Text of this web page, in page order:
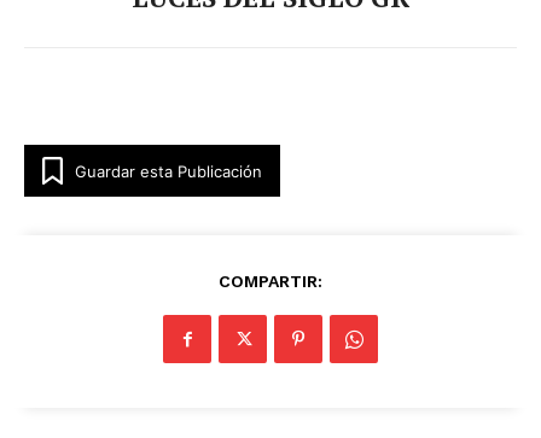
Guardar esta Publicación
COMPARTIR: